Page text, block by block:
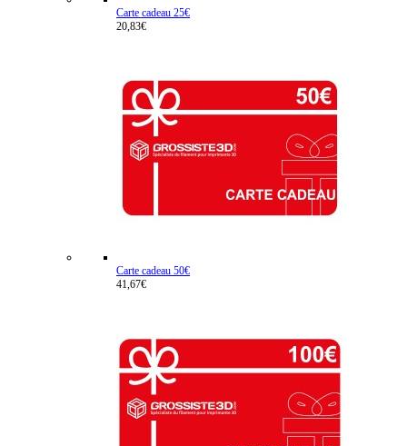
Carte cadeau 25€
20,83€
Carte cadeau 50€
41,67€